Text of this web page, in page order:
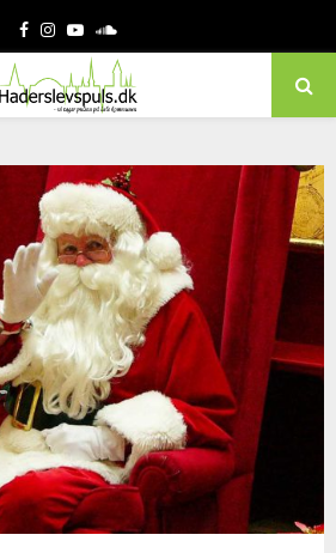
Facebook
Instagram
YoutubeSoundcloud